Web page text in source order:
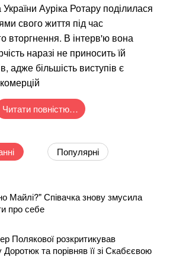
Ауріка Ротару поділилася
свого життя під час
вторгнення. В інтерв'ю вона
наразі не приносить їй
адже більшість виступів є
Читати повністю…
Популярні
Майлі?" Співачка знову змусила
про себе
Полякової розкритикував
Доротюк та порівняв її зі Скабєєвою